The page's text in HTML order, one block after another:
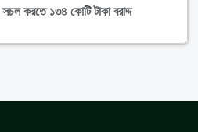
করতে ১৩৪ কোটি টাকা বরাদ্দ